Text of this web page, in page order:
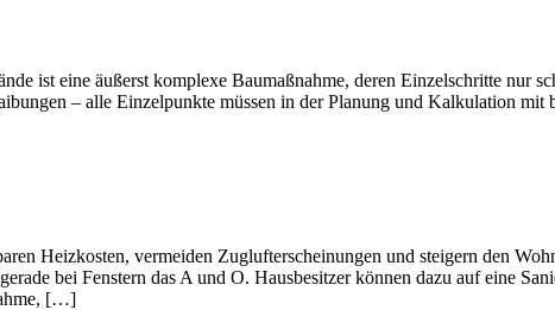
eine äußerst komplexe Baumaßnahme, deren Einzelschritte nur
– alle Einzelpunkte müssen in der Planung und Kalkulation mit
Heizkosten, vermeiden Zuglufterscheinungen und steigern den
bei Fenstern das A und O. Hausbesitzer können dazu auf eine
[…]